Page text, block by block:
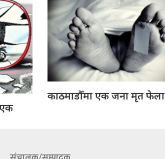
काठमाडौँमा एक जना मृत फेला